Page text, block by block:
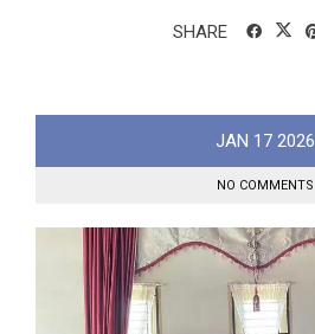
SHARE
JAN 17 2026
NO COMMENTS